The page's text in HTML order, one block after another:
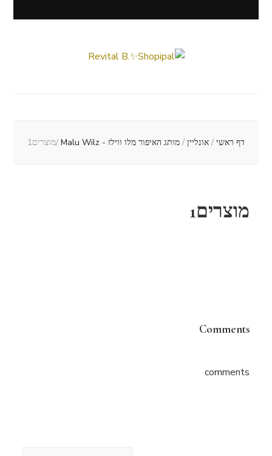
דף ראשי / אונליין / מותג האיפור מלו ווילז - Malu Wilz /מוצרים1
מוצרים1
Comments
comments